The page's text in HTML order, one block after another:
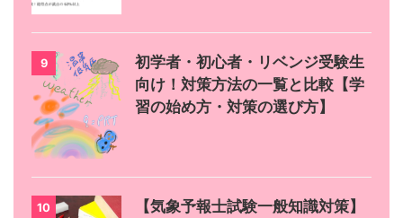
9
初学者・初心者・リベンジ受験生
向け！対策方法の一覧と比較【学
習の始め方・対策の選び方】
10
【気象予報士試験一般知識対策】